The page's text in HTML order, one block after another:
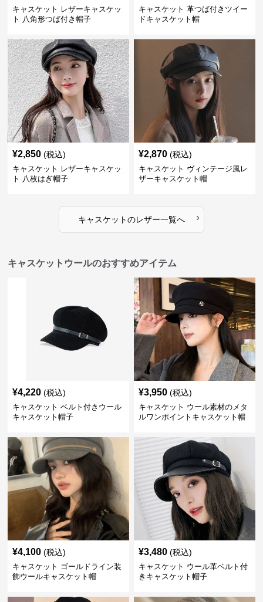
キャスケット レザーキャスケッ
ト 八角形つば付き帽子
キャスケット 革つば付きツイー
ドキャスケット帽
¥2,850 (税込)
キャスケット レザーキャスケッ
ト 八枚はぎ帽子
¥2,870 (税込)
キャスケット ヴィンテージ風レ
ザーキャスケット帽
キャスケットのレザー一覧へ ›
キャスケットウールのおすすめアイテム
¥4,220 (税込)
キャスケット ベルト付きウール
キャスケット帽子
¥3,950 (税込)
キャスケット ウール素材のメタ
ルワンポイントキャスケット帽
¥4,100 (税込)
キャスケット ゴールドライン装
飾ウールキャスケット帽
¥3,480 (税込)
キャスケット ウール革ベルト付
きキャスケット帽子